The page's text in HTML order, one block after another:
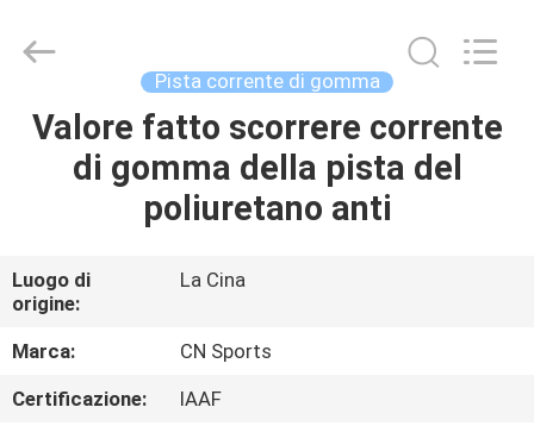
CASA
PRODOTTI
CIRCA
NOI
GIRO
Materials
Rights
Reserved.
Pista corrente di gomma
Valore fatto scorrere corrente
di gomma della pista del
poliuretano anti
Luogo di
origine:
La Cina
Marca:
CN Sports
Certificazione:
IAAF